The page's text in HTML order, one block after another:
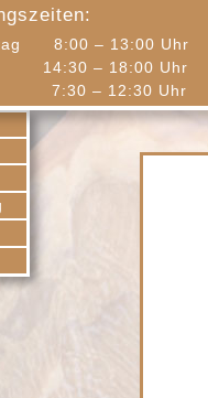
8:00 – 13:00 Uhr
18:00 Uhr
– 12:30 Uhr